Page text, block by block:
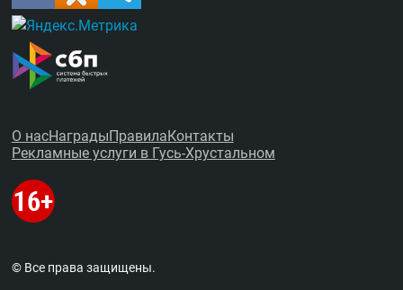
О насНаграды Правила Контакты
Рекламные услуги в Гусь-Хрустальном
© Все права защищены.